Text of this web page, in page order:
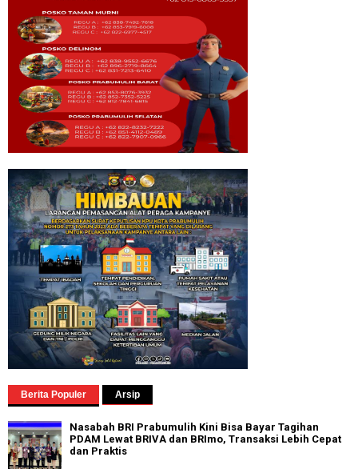
Berita Populer Arsip
Nasabah BRI Prabumulih Kini Bisa Bayar Tagihan
PDAM Lewat BRIVA dan BRImo, Transaksi Lebih Cepat
dan Praktis